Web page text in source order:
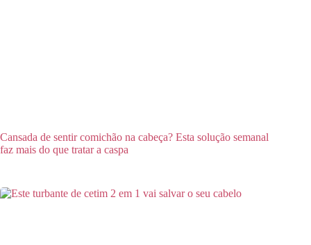
Cansada de sentir comichão na cabeça? Esta solução semanal
faz mais do que tratar a caspa